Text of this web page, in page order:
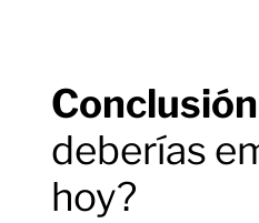
Conclusión
deberías
hoy?